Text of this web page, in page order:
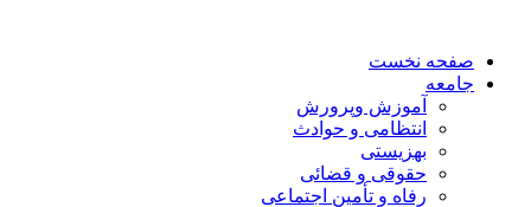
صفحه نخست
جامعه
آموزش وپرورش
انتظامی و حوادث
بهزیستی
حقوقی و قضائی
رفاه و تأمین اجتماعی